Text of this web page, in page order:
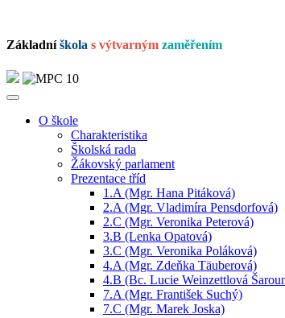
Základníškola s výtvarným zaměřením
O škole
Charakteristika
Školská rada
Žákovský parlament
Prezentace tříd
1.A (Mgr. Hana Pitáková)
2.A (Mgr. Vladimíra Pensdorfová)
2.C (Mgr. Veronika Peterová)
3.B (Lenka Opatová)
3.C (Mgr. Veronika Poláková)
4.A (Mgr. Zdeňka Täuberová)
4.B (Bc. Lucie Weinzettlová
7.A (Mgr. František Suchý)
7.C (Mgr. Marek Joska)